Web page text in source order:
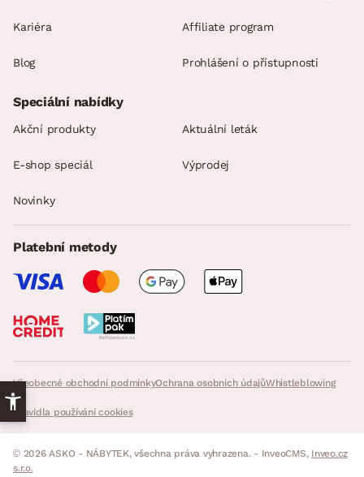
Kariéra
Blog
Affiliate program
Prohlášení o přístupnosti
Všeobecné obchodní podmínkyOchrana osobních údajůWhistleblowing
Pravidla používání cookies
Speciální nabídky
Akční produkty Aktuální leták
E-shop speciál Výprodej
Novinky
Platební metody
© 2026 ASKO - NÁBYTEK, všechna práva vyhrazena. - InveoCMS, Inveo.cz
s.r.o.